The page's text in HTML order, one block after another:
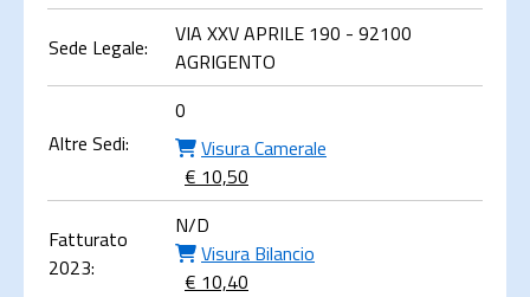
Sede Legale:
VIA XXV APRILE 190 - 92100
AGRIGENTO
Altre Sedi:
0
Visura Camerale
€ 10,50
Fatturato
2023:
N/D
Visura Bilancio
€ 10,40